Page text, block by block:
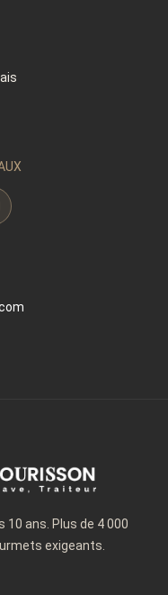
ans. Plus de 4 000
exigeants.